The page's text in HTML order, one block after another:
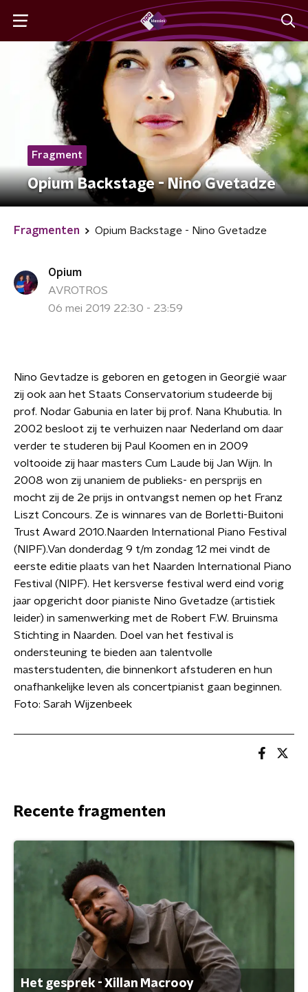
Fragment
Opium Backstage - Nino Gvetadze
Fragmenten Opium Backstage - Nino Gvetadze
Opium
AVROTROS
06 mei 2019 22:30 - 23:59
Nino Gevtadze is geboren en getogen in Georgië waar
zij ook aan het Staats Conservatorium studeerde bij
prof. Nodar Gabunia en later bij prof. Nana Khubutia. In
2002 besloot zij te verhuizen naar Nederland om daar
verder te studeren bij Paul Koomen en in 2009
voltooide zij haar masters Cum Laude bij Jan Wijn. In
2008 won zij unaniem de publieks- en persprijs en
mocht zij de 2e prijs in ontvangst nemen op het Franz
Liszt Concours. Ze is winnares van de Borletti-Buitoni
Trust Award 2010.Naarden International Piano Festival
(NIPF).Van donderdag 9 t/m zondag 12 mei vindt de
eerste editie plaats van het Naarden International Piano
Festival (NIPF). Het kersverse festival werd eind vorig
jaar opgericht door pianiste Nino Gvetadze (artistiek
leider) in samenwerking met de Robert F.W. Bruinsma
Stichting in Naarden. Doel van het festival is
ondersteuning te bieden aan talentvolle
masterstudenten, die binnenkort afstuderen en hun
onafhankelijke leven als concertpianist gaan beginnen.
Foto: Sarah Wijzenbeek
Recente fragmenten
Het gesprek - Xillan Macrooy